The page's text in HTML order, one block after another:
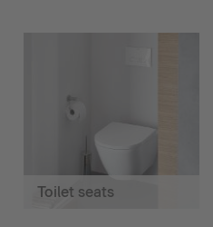
Toilet seats